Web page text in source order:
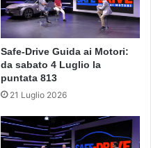
Safe-Drive Guida ai Motori:
da sabato 4 Luglio la
puntata 813
21 Luglio 2026